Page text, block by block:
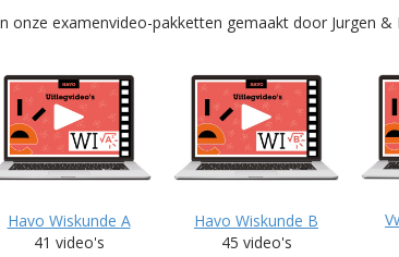
onze examenvideo-pakketten gemaakt door Jurgen
Havo Wiskunde A
41 video's
Havo Wiskunde B
45 video's